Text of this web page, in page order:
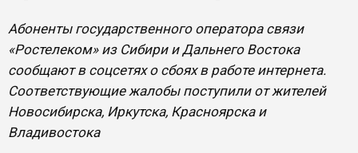
Абоненты государственного оператора связи
«Ростелеком» из Сибири и Дальнего Востока
сообщают в соцсетях о сбоях в работе интернета.
Соответствующие жалобы поступили от жителей
Новосибирска, Иркутска, Красноярска и
Владивостока